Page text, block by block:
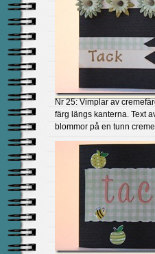
Nr 25: Vimplar av
färg längs kanterna. Text
blommor på en tunn